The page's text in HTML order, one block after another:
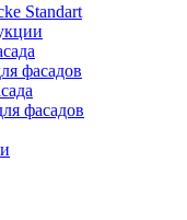
Standart
фасадов
фасадов